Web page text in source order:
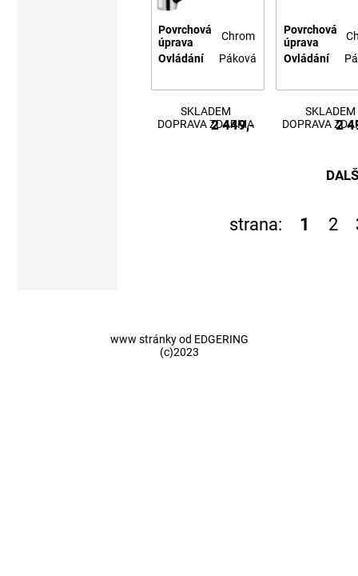
Povrchová
úprava
Chrom
Ovládání
Páková
2 449,-
SKLADEM
DOPRAVA ZDARMA
Povrchová
úprava
Ovládání
2
SKLADEM
DOPRAVA
strana: 1 2
www stránky od EDGERING
(c)2023